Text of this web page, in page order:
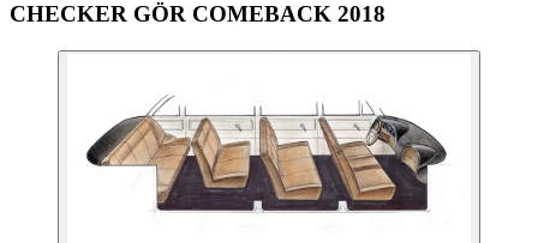
CHECKER GÖR COMEBACK 2018